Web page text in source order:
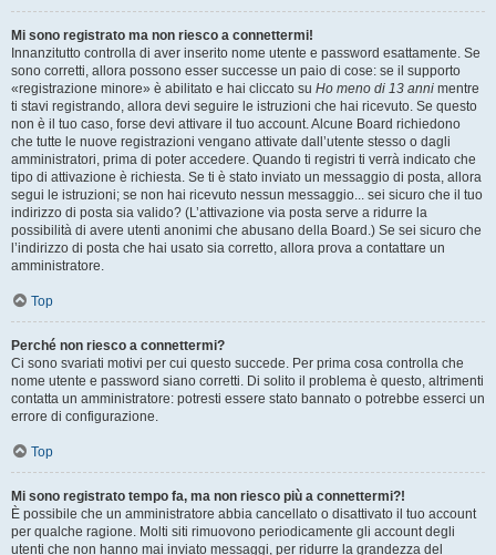
Mi sono registrato ma non riesco a connettermi!
Innanzitutto controlla di aver inserito nome utente e password esattamente. Se
sono corretti, allora possono esser successe un paio di cose: se il supporto
«registrazione minore» è abilitato e hai cliccato su Ho meno di 13 anni mentre
ti stavi registrando, allora devi seguire le istruzioni che hai ricevuto. Se questo
non è il tuo caso, forse devi attivare il tuo account. Alcune Board richiedono
che tutte le nuove registrazioni vengano attivate dall’utente stesso o dagli
amministratori, prima di poter accedere. Quando ti registri ti verrà indicato che
tipo di attivazione è richiesta. Se ti è stato inviato un messaggio di posta, allora
segui le istruzioni; se non hai ricevuto nessun messaggio... sei sicuro che il tuo
indirizzo di posta sia valido? (L’attivazione via posta serve a ridurre la
possibilità di avere utenti anonimi che abusano della Board.) Se sei sicuro che
l’indirizzo di posta che hai usato sia corretto, allora prova a contattare un
amministratore.
Top
Perché non riesco a connettermi?
Ci sono svariati motivi per cui questo succede. Per prima cosa controlla che
nome utente e password siano corretti. Di solito il problema è questo, altrimenti
contatta un amministratore: potresti essere stato bannato o potrebbe esserci un
errore di configurazione.
Top
Mi sono registrato tempo fa, ma non riesco più a connettermi?!
È possibile che un amministratore abbia cancellato o disattivato il tuo account
per qualche ragione. Molti siti rimuovono periodicamente gli account degli
utenti che non hanno mai inviato messaggi, per ridurre la grandezza del